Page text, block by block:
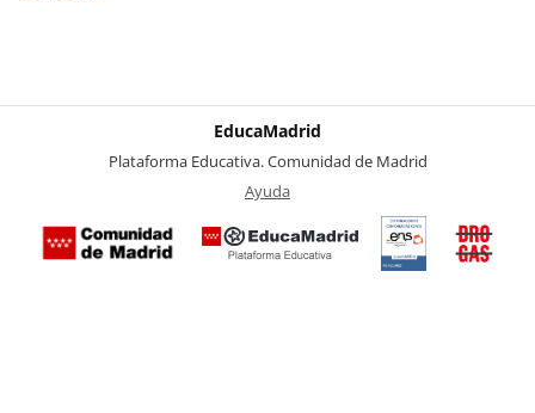
EducaMadrid
Plataforma Educativa. Comunidad de Madrid
Ayuda
Certificación
de
conformidad
con el del